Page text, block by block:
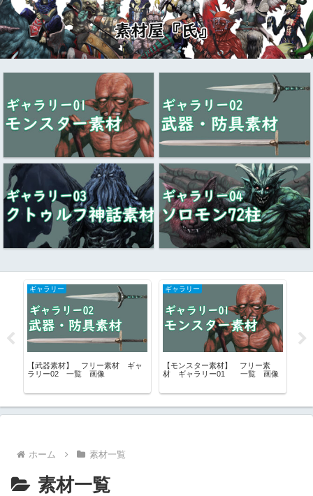
ギャラリー
【武器素材】 フリー素材 ギャ
ラリー02 一覧 画像
ギャラリー
【モンスター素材】 フリー素
材 ギャラリー01 一覧 画像
ホーム 素材一覧
素材一覧